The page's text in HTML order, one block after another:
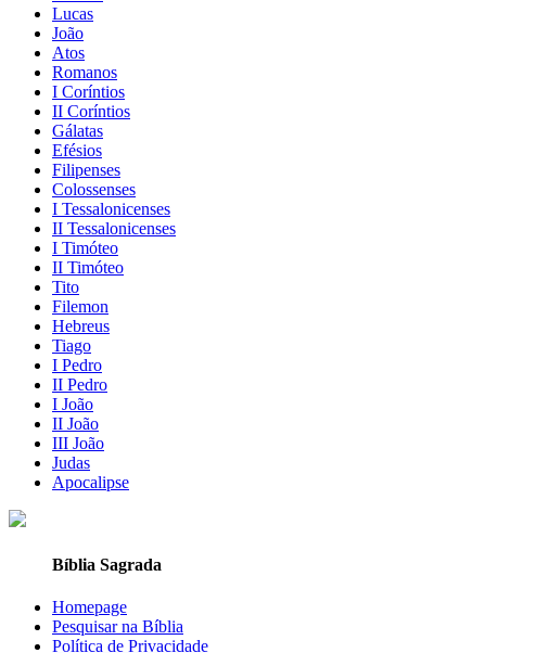
Lucas
João
Atos
Romanos
I Coríntios
II Coríntios
Gálatas
Efésios
Filipenses
Colossenses
I Tessalonicenses
II Tessalonicenses
I Timóteo
II Timóteo
Tito
Filemon
Hebreus
Tiago
I Pedro
II Pedro
I João
II João
III João
Judas
Apocalipse
Bíblia Sagrada
Homepage
Pesquisar na Bíblia
Política de Privacidade